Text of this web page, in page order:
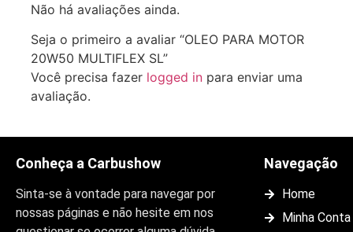
Não há avaliações ainda.
Seja o primeiro a avaliar “OLEO PARA MOTOR
20W50 MULTIFLEX SL”
Você precisa fazer logged in para enviar uma
avaliação.
Conheça a Carbushow
Sinta-se à vontade para navegar por
nossas páginas e não hesite em nos
Navegação
Home
Minha Conta